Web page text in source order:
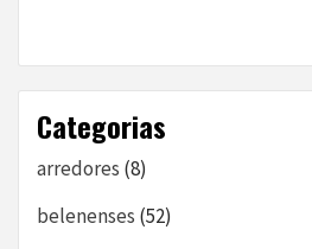
Categorias
arredores (8)
belenenses (52)